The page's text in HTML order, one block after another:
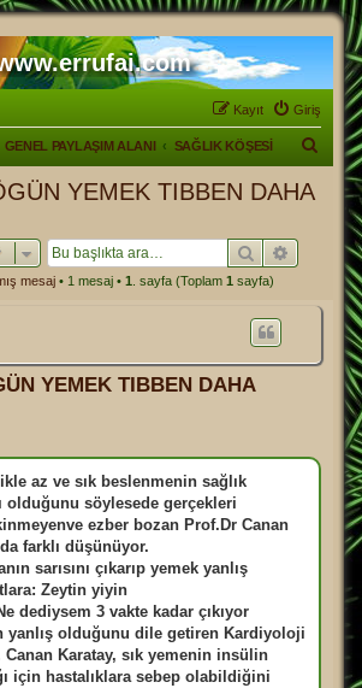
Giriş
Kayıt
GENEL PAYLAŞIM ALANI SAĞLIK KÖŞESİ
YEMEK TIBBEN DAHA
Ara
mesaj• 1 mesaj • 1 . sayfa (Toplam 1 sayfa)
YEMEK TIBBEN DAHA
az ve sık beslenmenin sağlık
olduğunu söylesede gerçekleri
ezber bozan Prof.Dr Canan
farklı düşünüyor.
sarısını çıkarıp yemek yanlış
Zeytin yiyin
dediysem 3 vakte kadar çıkıyor
yanlış olduğunu dile getiren Kardiyoloji
Canan Karatay, sık yemenin insülin
için hastalıklara sebep olabildiğini